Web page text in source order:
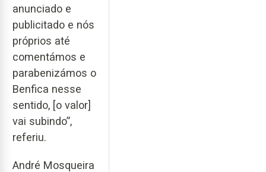
anunciado e
publicitado e nós
próprios até
comentámos e
parabenizámos o
Benfica nesse
sentido, [o valor]
vai subindo”,
referiu.
André Mosqueira